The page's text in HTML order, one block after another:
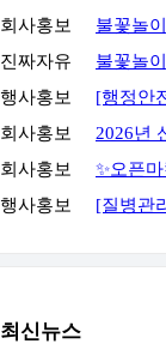
회사홍보
진짜자유
행사홍보
회사홍보
회사홍보
행사홍보
최신뉴스